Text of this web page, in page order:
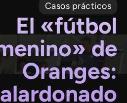
Casos prácticos
El «fútbol
de
Oranges: